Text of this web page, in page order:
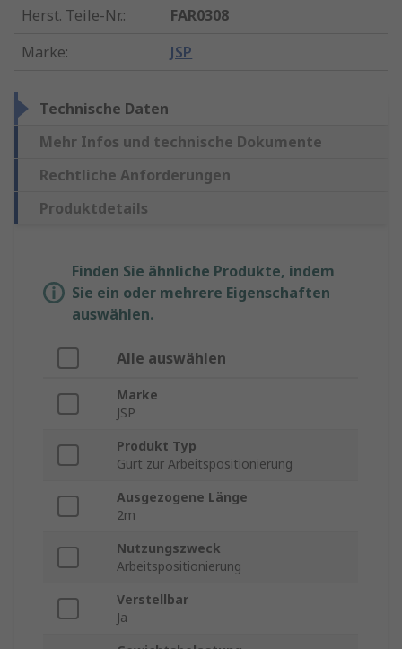
Herst. Teile-Nr.:
FAR0308
Marke: JSP
Technische Daten
Mehr Infos und technische Dokumente
Rechtliche Anforderungen
Produktdetails
Finden Sie ähnliche Produkte, indem
Sie ein oder mehrere Eigenschaften
auswählen.
Alle auswählen
Marke
JSP
Produkt Typ
Gurt zur Arbeitspositionierung
Ausgezogene Länge
2m
Nutzungszweck
Arbeitspositionierung
Verstellbar
Ja